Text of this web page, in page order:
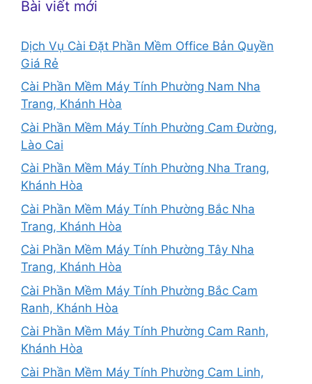
Bài viết mới
Dịch Vụ Cài Đặt Phần Mềm Office Bản Quyền
Giá Rẻ
Cài Phần Mềm Máy Tính Phường Nam Nha
Trang, Khánh Hòa
Cài Phần Mềm Máy Tính Phường Cam Đường,
Lào Cai
Cài Phần Mềm Máy Tính Phường Nha Trang,
Khánh Hòa
Cài Phần Mềm Máy Tính Phường Bắc Nha
Trang, Khánh Hòa
Cài Phần Mềm Máy Tính Phường Tây Nha
Trang, Khánh Hòa
Cài Phần Mềm Máy Tính Phường Bắc Cam
Ranh, Khánh Hòa
Cài Phần Mềm Máy Tính Phường Cam Ranh,
Khánh Hòa
Cài Phần Mềm Máy Tính Phường Cam Linh,